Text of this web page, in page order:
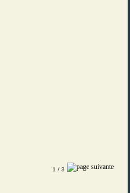
1 / 3